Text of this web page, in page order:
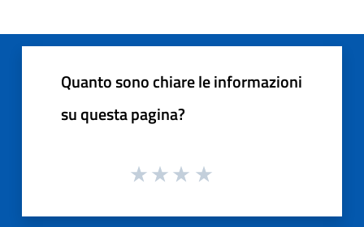
Quanto sono chiare le informazioni
su questa pagina?